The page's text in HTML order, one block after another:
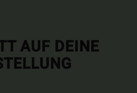
AUF DEINE